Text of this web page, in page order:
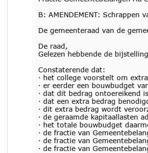
B: AMENDEMENT:
De gemeenteraad van de
De raad,
Gelezen hebbende de
Constaterende dat:
· het college voorstelt om
· er eerder een bouwbudget
· dat dit bedrag ontoereikend
· dat een extra bedrag
· dit extra bedrag wordt
· de geraamde kapitaallasten
· het totale bouwbudget
· de fractie van
· de fractie van
· de fractie van